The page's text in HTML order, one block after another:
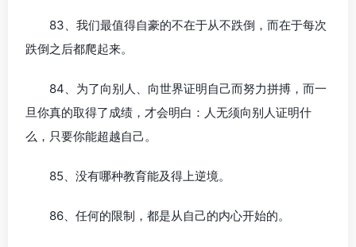
83、我们最值得自豪的不在于从不跌倒，而在于每次
跌倒之后都爬起来。
84、为了向别人、向世界证明自己而努力拼搏，而一
旦你真的取得了成绩，才会明白：人无须向别人证明什
么，只要你能超越自己。
85、没有哪种教育能及得上逆境。
86、任何的限制，都是从自己的内心开始的。